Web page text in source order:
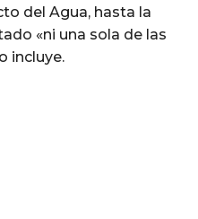
del Agua, hasta la
«ni una sola de las
incluye.